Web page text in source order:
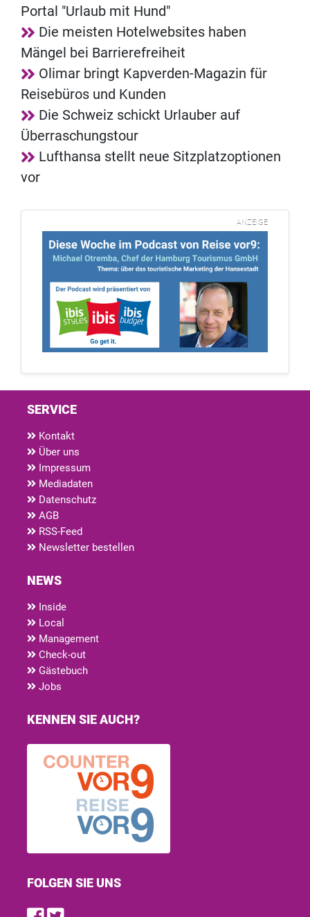
Portal "Urlaub mit Hund"
Die meisten Hotelwebsites haben
Mängel bei Barrierefreiheit
Olimar bringt Kapverden-Magazin für
Reisebüros und Kunden
Die Schweiz schickt Urlauber auf
Überraschungstour
Lufthansa stellt neue Sitzplatzoptionen
vor
ANZEIGE
SERVICE
Kontakt
Über uns
Impressum
Mediadaten
Datenschutz
AGB
RSS-Feed
Newsletter bestellen
NEWS
Inside
Local
Management
Check-out
Gästebuch
Jobs
KENNEN SIE AUCH?
FOLGEN SIE UNS